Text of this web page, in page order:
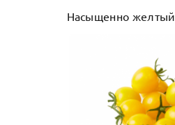
Насыщенно